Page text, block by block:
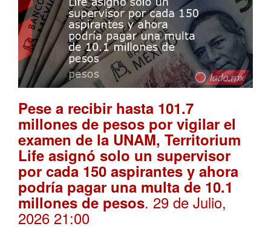
Pese a recibir hasta 101.7
millones de pesos por vigilar el
examen de la UNAM, Territorium
Life asignó solo un supervisor
por cada 150 aspirantes y ahora
podría pagar una multa de 10.1
millones de pesos. 29 de Julio,
2026 21:00